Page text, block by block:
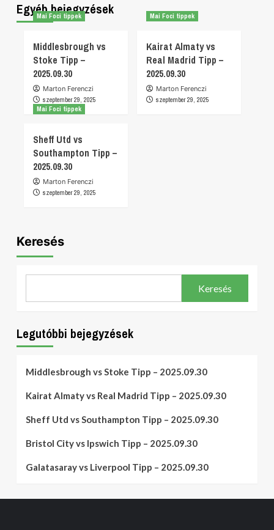
Egyéb bejegyzések
Mai Foci tippek
Middlesbrough vs
Stoke Tipp –
2025.09.30
Marton Ferenczi
szeptember 29, 2025
Mai Foci tippek
Kairat Almaty vs
Real Madrid Tipp –
2025.09.30
Marton Ferenczi
szeptember 29, 2025
Mai Foci tippek
Sheff Utd vs
Southampton Tipp –
2025.09.30
Marton Ferenczi
szeptember 29, 2025
Keresés
Keresés
Legutóbbi bejegyzések
Middlesbrough vs Stoke Tipp – 2025.09.30
Kairat Almaty vs Real Madrid Tipp – 2025.09.30
Sheff Utd vs Southampton Tipp – 2025.09.30
Bristol City vs Ipswich Tipp – 2025.09.30
Galatasaray vs Liverpool Tipp – 2025.09.30